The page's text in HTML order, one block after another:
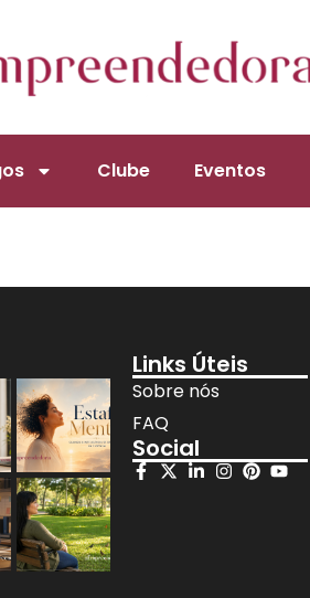
Clube Eventos
Links Úteis
Sobre nós
FAQ
Social